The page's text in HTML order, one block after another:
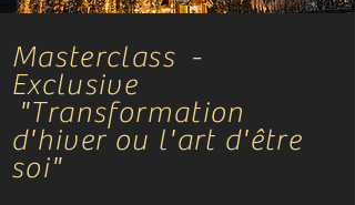
Masterclass -
Exclusive
"Transformation
d'hiver ou l'art d'être
soi"